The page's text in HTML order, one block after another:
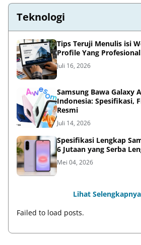
Teknologi
Tips Teruji Menulis isi
Profile Yang Profesional
Juli 16, 2026
Samsung Bawa Galaxy
Indonesia: Spesifikasi,
Resmi
Juli 14, 2026
Spesifikasi Lengkap
6 Jutaan yang Serba
Mei 04, 2026
Lihat Selengkapnya
Failed to load posts.